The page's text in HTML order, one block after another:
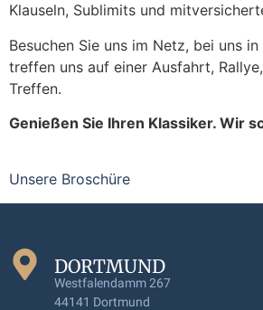
Klauseln, Sublimits und
Besuchen Sie uns im Netz, bei uns
treffen uns auf einer Ausfahrt,
Treffen.
Genießen Sie Ihren Klassiker. Wir
Unsere Broschüre
DORTMUND
Westfalendamm 267
44141 Dortmund